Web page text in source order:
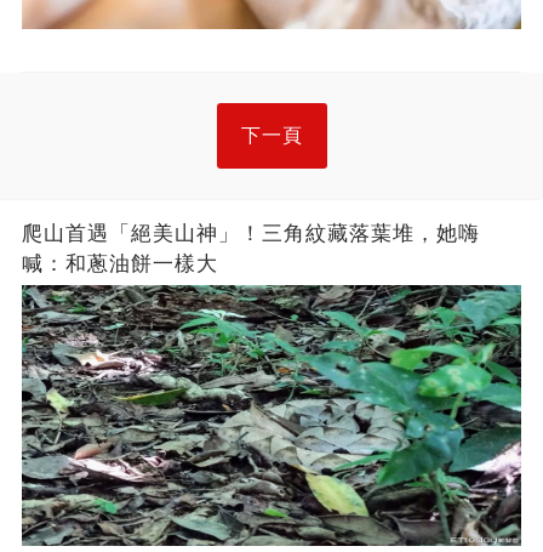
下一頁
爬山首遇「絕美山神」！三角紋藏落葉堆，她嗨
喊：和蔥油餅一樣大